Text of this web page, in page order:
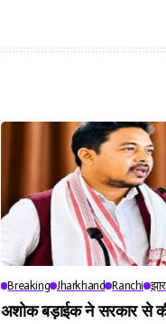
Breaking Jharkhand Ranchi
अशोक बड़ाईक ने सरकार से